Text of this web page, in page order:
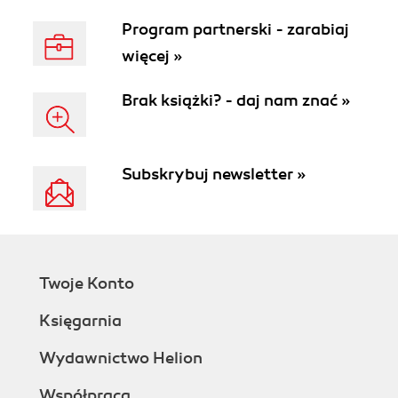
Program partnerski - zarabiaj
więcej »
Brak książki? - daj nam znać »
Subskrybuj newsletter »
Twoje Konto
Księgarnia
Wydawnictwo Helion